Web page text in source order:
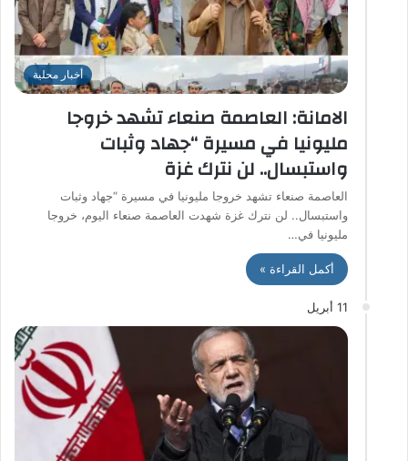
أخبار محلية
الامانة: العاصمة صنعاء تشهد خروجا
مليونيا في مسيرة “جهاد وثبات
واستبسال.. لن نترك غزة
العاصمة صنعاء تشهد خروجا مليونيا في مسيرة “جهاد وثبات
واستبسال.. لن نترك غزة شهدت العاصمة صنعاء اليوم، خروجا
مليونيا في…
أكمل القراءة »
11 أبريل